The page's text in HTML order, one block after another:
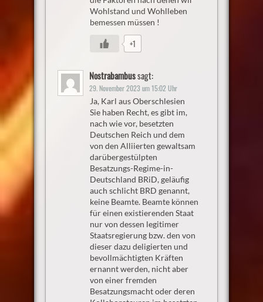
Wohlstand und Wohlleben
bemessen müssen !
+1
Nostrabambussagt:
29. November 2023 um 15:02 Uhr
Ja, Karl aus Oberschlesien
Sie haben Recht, es gibt im,
nach wie vor, besetzten
Deutschen Reich und dem
von den Alliierten gewaltsam
darübergestülpten
Besatzungs-Regime-in-
Deutschland BRiD, geläufig
auch schlicht BRD genannt,
keine Beamte. Beamte können
für einen existierenden Staat
nur von dessen legitimer
Staatsregierung bzw. den von
dieser dazu deligierten und
bevollmächtigten Kräften
ernannt werden, nicht aber
von einer fremden
Besatzungsmacht oder deren